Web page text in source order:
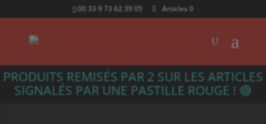
PRODUITS REMISÉS PAR 2 SUR LES ARTICLES
SIGNALÉS PAR UNE PASTILLE ROUGE ! 🔴
00 33 9 73 62 39 05 Articles 0